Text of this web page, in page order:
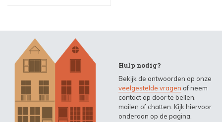
Hulp nodig?
Bekijk de antwoorden op onze
veelgestelde vragen of neem
contact op door te bellen,
mailen of chatten. Kijk hiervoor
onderaan op de pagina.